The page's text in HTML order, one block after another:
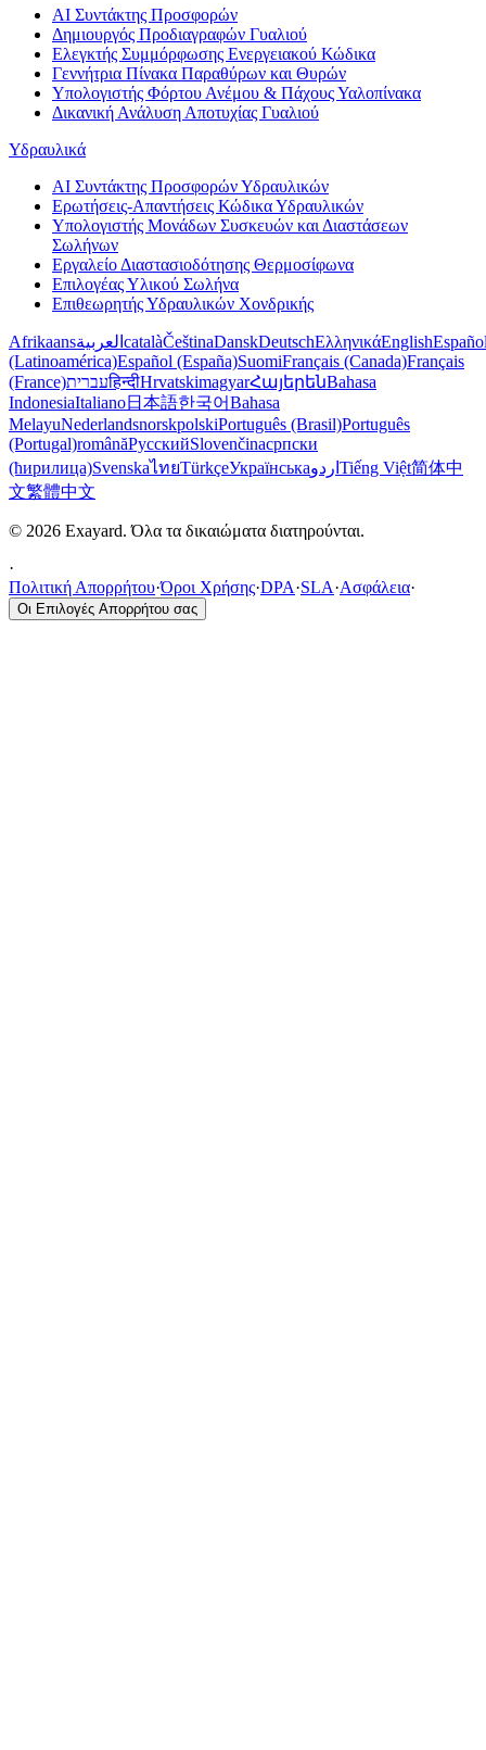
AI Συντάκτης Προσφορών
Δημιουργός Προδιαγραφών Γυαλιού
Ελεγκτής Συμμόρφωσης Ενεργειακού Κώδικα
Γεννήτρια Πίνακα Παραθύρων και Θυρών
Υπολογιστής Φόρτου Ανέμου & Πάχους Υαλοπίνακα
Δικανική Ανάλυση Αποτυχίας Γυαλιού
Υδραυλικά
AI Συντάκτης Προσφορών Υδραυλικών
Ερωτήσεις-Απαντήσεις Κώδικα Υδραυλικών
Υπολογιστής Μονάδων Συσκευών και Διαστάσεων
Σωλήνων
Εργαλείο Διαστασιοδότησης Θερμοσίφωνα
Επιλογέας Υλικού Σωλήνα
Επιθεωρητής Υδραυλικών Χονδρικής
Afrikaansالعربية catalàČeštinaDanskDeutschΕλληνικάEnglish
(Latinoamérica)Español (España)SuomiFrançais (Canada)Français
(France)עבריתहिन्दीHrvatskimagyarՀայերենBahasa
IndonesiaItaliano日本語한국어Bahasa
MelayuNederlandsnorskpolskiPortuguês (Brasil)Português
(Portugal)românăРусскийSlovenčinaсрпски
(ћирилица)SvenskaไทยTürkçeУкраїнськаاردو Tiếng Việt简体中
文繁體中文
© 2026 Exayard. Όλα τα δικαιώματα διατηρούνται.
·
Πολιτική Απορρήτου·Όροι Χρήσης·DPA·SLA·Ασφάλεια·
Οι Επιλογές Απορρήτου σας